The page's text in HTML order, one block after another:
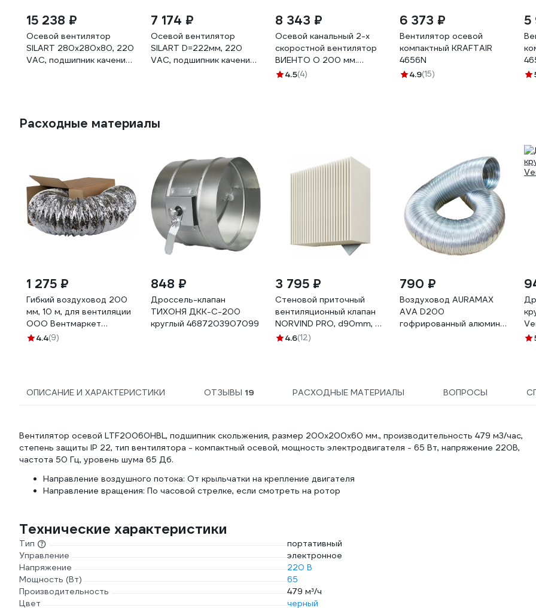
15 238 ₽
Осевой вентилятор
SILART 280x280x80, 220
VAC, подшипник качения
7 174 ₽
Осевой вентилятор
SILART D=222мм, 220
VAC, подшипник качения
8 343 ₽
Осевой канальный 2-х
скоростной вентилятор
ВИЕНТО O 200 мм.
900/1200 м.куб/час +
4.5(4)
6 373 ₽
Вентилятор осевой
компактный KRAFTAIR
4656N
4.9(15)
5
Расходные материалы
1 275 ₽
Гибкий воздуховод 200
мм, 10 м, для вентиляции
ООО Вентмаркет
GV0200
4.4(9)
848 ₽
Дроссель-клапан
ТИХОНЯ ДКК-С-200
круглый 4687203907099
3 795 ₽
Стеновой приточный
вентиляционный клапан
NORVIND PRO, d90mm, 32
м3/ч NV4PRO1
4.6(12)
790 ₽
Воздуховод AURAMAX
AVA D200
гофрированный алюминий
ОПИСАНИЕ И ХАРАКТЕРИСТИКИ ОТЗЫВЫ 19 РАСХОДНЫЕ МАТЕРИАЛЫ ВОПРОСЫ
Вентилятор осевой LTF20060HBL, подшипник скольжения, размер 200х200х60 мм., производительность 479 м3/час,
степень защиты IP 22, тип вентилятора - компактный осевой, мощность электродвигателя - 65 Вт, напряжение 220В,
частота 50 Гц, уровень шума 65 Дб.
Направление воздушного потока: От крыльчатки на крепление двигателя
Направление вращения: По часовой стрелке, если смотреть на ротор
Технические характеристики
Тип
портативный
Управление
электронное
Напряжение
220 В
Мощность (Вт)
65
Производительность
479 м³/ч
Цвет
черный